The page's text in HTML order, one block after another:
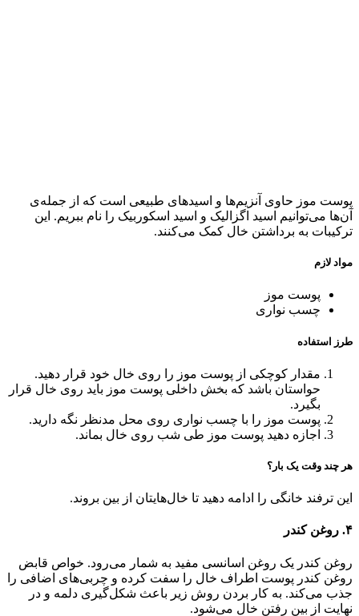
پوست موز حاوی آنزیم‌ها و اسیدهای طبیعی است که از جمله‌ی
آن‌ها می‌توانیم اسید اگزالیک و اسید اسکوربیک را نام ببریم. این
ترکیبات به برداشتن خال کمک می‌کنند.
مواد لازم
پوست موز
چسب نواری
طرز استفاده
مقدار کوچکی از پوست موز را روی خال خود قرار دهید.
حواستان باشد که بخش داخلی پوست موز باید روی خال قرار
بگیرد‌.
پوست موز را با چسب نواری روی محل مدنظر نگه دارید.
اجازه دهید پوست موز طی شب روی خال بماند.
هر چند وقت یک بار؟
این ترفند خانگی را ادامه دهید تا خال‌هایتان از بین بروند.
۴‌. روغن کندر
روغن کندر یک روغن اسانسی مفید به شمار می‌رود. خواص قابض
روغن کندر پوست اطراف خال را سفت کرده و چربی‌های اضافی را
جذب می‌کند. به کار بردن روش زیر باعث شکل‌گیری دلمه و در
نهایت از بین رفتن خال می‌شود.